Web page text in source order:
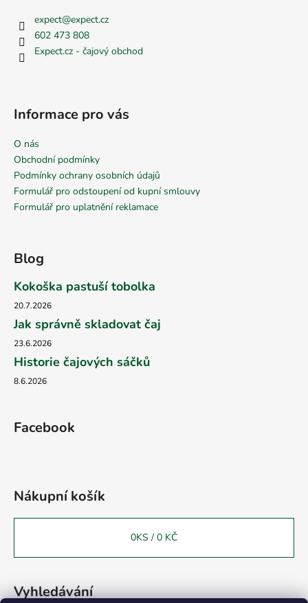
expect@expect.cz
602 473 808
Expect.cz - čajový obchod
Informace pro vás
O nás
Obchodní podmínky
Podmínky ochrany osobních údajů
Formulář pro odstoupení od kupní smlouvy
Formulář pro uplatnění reklamace
Blog
Kokoška pastuší tobolka
20.7.2026
Jak správně skladovat čaj
23.6.2026
Historie čajových sáčků
8.6.2026
Facebook
Nákupní košík
0KS / 0 KČ
Vyhledávání